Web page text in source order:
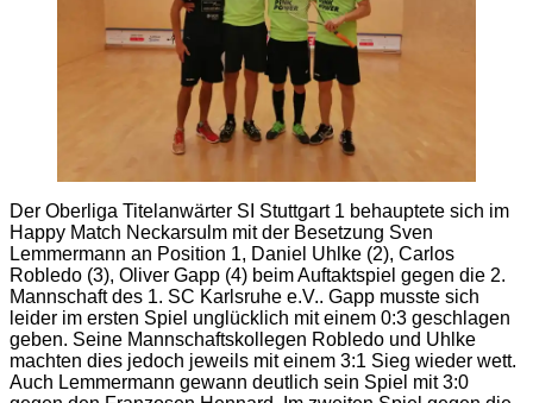
Der Oberliga Titelanwärter SI Stuttgart 1 behauptete sich im
Happy Match Neckarsulm mit der Besetzung Sven
Lemmermann an Position 1, Daniel Uhlke (2), Carlos
Robledo (3), Oliver Gapp (4) beim Auftaktspiel gegen die 2.
Mannschaft des 1. SC Karlsruhe e.V.. Gapp musste sich
leider im ersten Spiel unglücklich mit einem 0:3 geschlagen
geben. Seine Mannschaftskollegen Robledo und Uhlke
machten dies jedoch jeweils mit einem 3:1 Sieg wieder wett.
Auch Lemmermann gewann deutlich sein Spiel mit 3:0